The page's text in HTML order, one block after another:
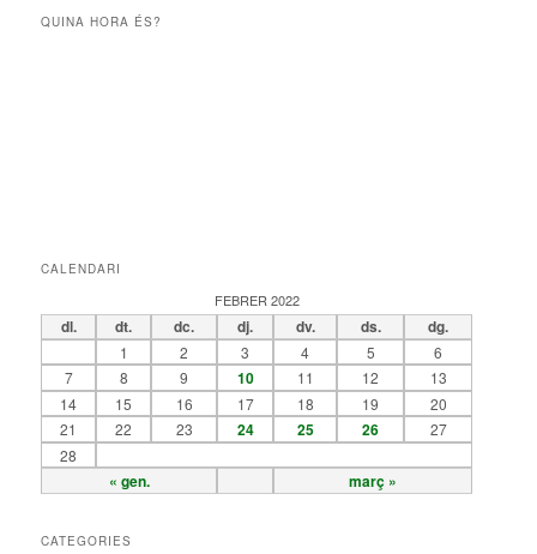
QUINA HORA ÉS?
CALENDARI
FEBRER 2022
dl. dt. dc. dj. dv. ds. dg.
« gen. març »
1 2 3 4 5
6
7
8 9 10 11 12
13
14
15 16 17 18 19
20
21
22 23 24 25 26
27
28
CATEGORIES